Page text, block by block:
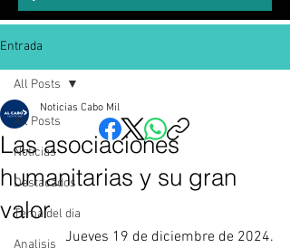
Entrada
All Posts
Noticias
Destacados
Tema del dia
Analisis
All Posts
Las asociaciones
humanitarias y su gran
valor
Noticias Cabo Mil
Jueves 19 de diciembre de 2024.